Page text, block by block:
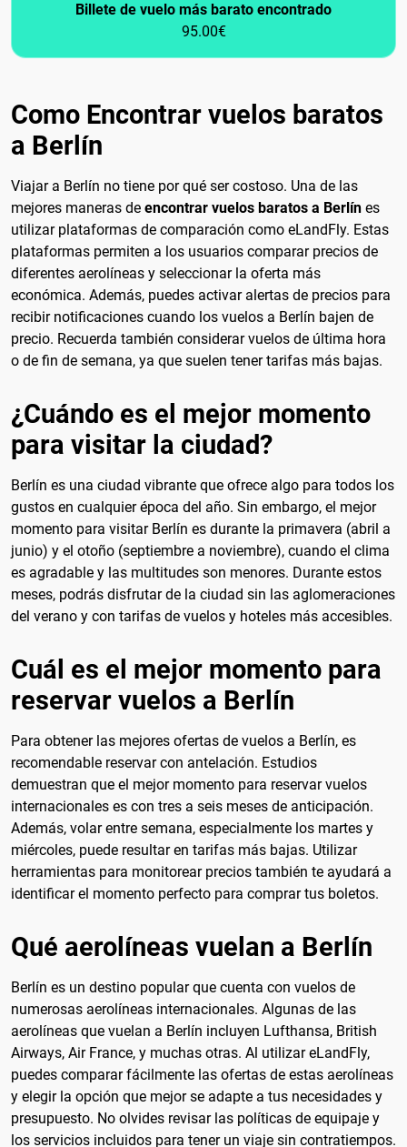
Billete de vuelo más barato encontrado
95.00€
Como Encontrar vuelos baratos
a Berlín
Viajar a Berlín no tiene por qué ser costoso. Una de las
mejores maneras de encontrar vuelos baratos a Berlín es
utilizar plataformas de comparación como eLandFly. Estas
plataformas permiten a los usuarios comparar precios de
diferentes aerolíneas y seleccionar la oferta más
económica. Además, puedes activar alertas de precios para
recibir notificaciones cuando los vuelos a Berlín bajen de
precio. Recuerda también considerar vuelos de última hora
o de fin de semana, ya que suelen tener tarifas más bajas.
¿Cuándo es el mejor momento
para visitar la ciudad?
Berlín es una ciudad vibrante que ofrece algo para todos los
gustos en cualquier época del año. Sin embargo, el mejor
momento para visitar Berlín es durante la primavera (abril a
junio) y el otoño (septiembre a noviembre), cuando el clima
es agradable y las multitudes son menores. Durante estos
meses, podrás disfrutar de la ciudad sin las aglomeraciones
del verano y con tarifas de vuelos y hoteles más accesibles.
Cuál es el mejor momento para
reservar vuelos a Berlín
Para obtener las mejores ofertas de vuelos a Berlín, es
recomendable reservar con antelación. Estudios
demuestran que el mejor momento para reservar vuelos
internacionales es con tres a seis meses de anticipación.
Además, volar entre semana, especialmente los martes y
miércoles, puede resultar en tarifas más bajas. Utilizar
herramientas para monitorear precios también te ayudará a
identificar el momento perfecto para comprar tus boletos.
Qué aerolíneas vuelan a Berlín
Berlín es un destino popular que cuenta con vuelos de
numerosas aerolíneas internacionales. Algunas de las
aerolíneas que vuelan a Berlín incluyen Lufthansa, British
Airways, Air France, y muchas otras. Al utilizar eLandFly,
puedes comparar fácilmente las ofertas de estas aerolíneas
y elegir la opción que mejor se adapte a tus necesidades y
presupuesto. No olvides revisar las políticas de equipaje y
los servicios incluidos para tener un viaje sin contratiempos.